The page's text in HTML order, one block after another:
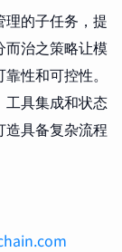
的子任务，提
治之策略让模
性和可控性。
工具集成和状态
具备复杂流程